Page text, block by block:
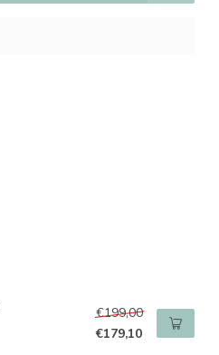
€199,00
€179,10